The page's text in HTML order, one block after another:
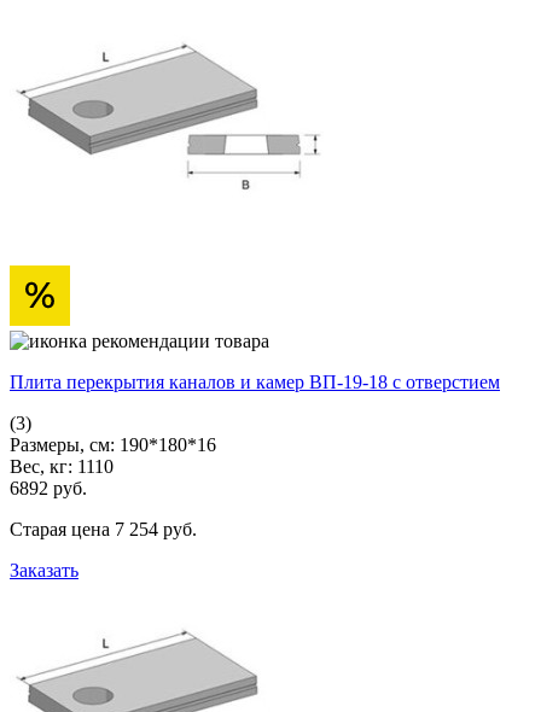
Плита перекрытия каналов и камер ВП-19-18 с отверстием
(3)
Размеры, см: 190*180*16
Вес, кг: 1110
6892 pуб.
Старая цена 7 254 pуб.
Заказать